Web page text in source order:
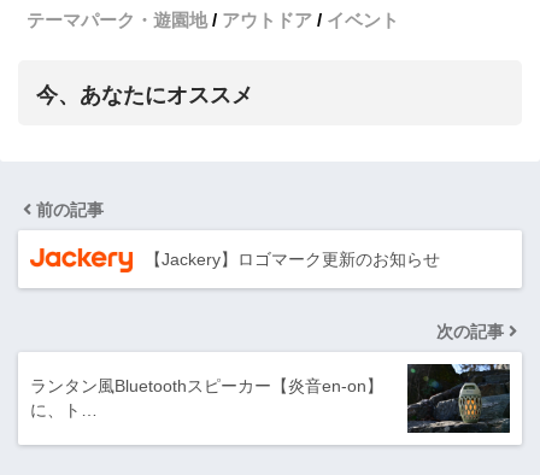
テーマパーク・遊園地
アウトドア イベント
今、あなたにオススメ
前の記事
【Jackery】ロゴマーク更新のお知らせ
次の記事
ランタン風Bluetoothスピーカー【炎音en-on】
に、ト…